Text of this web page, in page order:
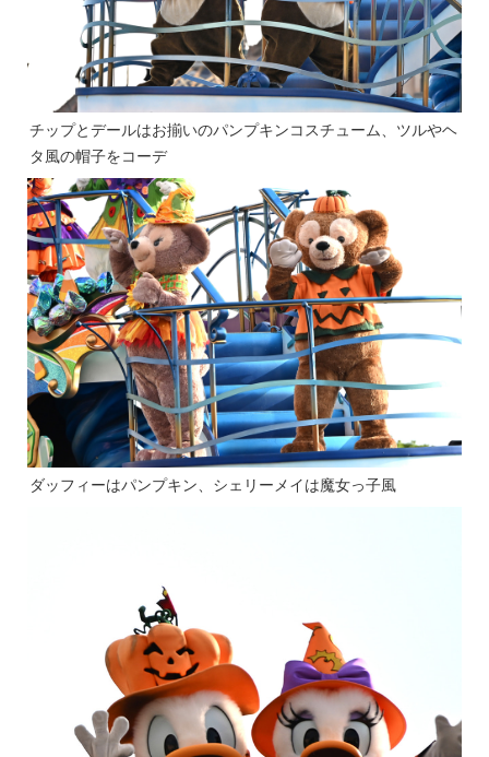
チップとデールはお揃いのパンプキンコスチューム、ツルやヘ
タ風の帽子をコーデ
ダッフィーはパンプキン、シェリーメイは魔女っ子風